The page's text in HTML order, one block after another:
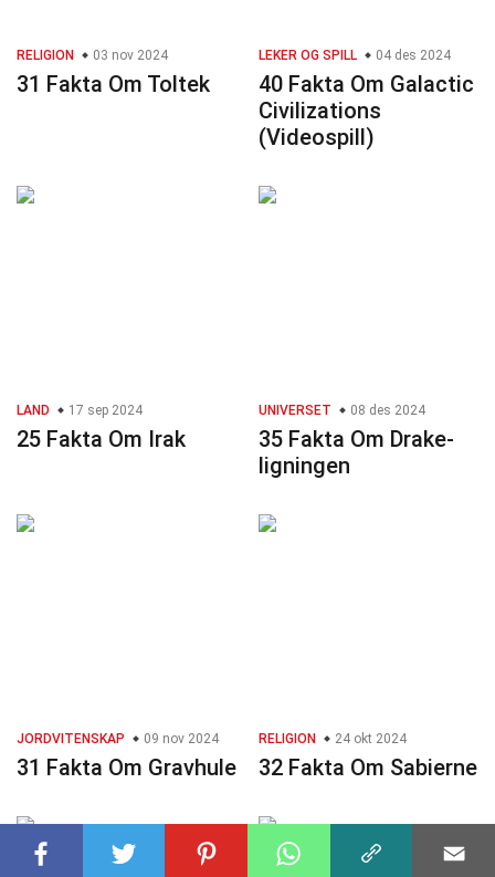
RELIGION 03 nov 2024
31 Fakta Om Toltek
LEKER OG SPILL 04 des 2024
40 Fakta Om Galactic
Civilizations
(Videospill)
LAND 17 sep 2024
25 Fakta Om Irak
UNIVERSET 08 des 2024
35 Fakta Om Drake-
ligningen
JORDVITENSKAP 09 nov 2024
31 Fakta Om Gravhule
RELIGION 24 okt 2024
32 Fakta Om Sabierne